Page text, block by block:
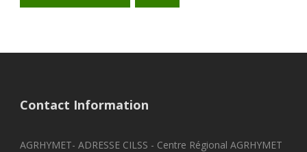
Contact Information
AGRHYMET- ADRESSE CILSS - Centre Régional AGRHYMET